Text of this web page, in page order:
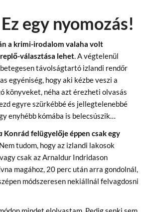
egy nyomozás!
a krimi-irodalom valaha volt
választása lehet. A végtelenül
betegesen távolságtartó izlandi rendőr
egyéniség, hogy aki kézbe veszi a
könyveket, néha azt érezheti olvasás
egyre szürkébbé és jellegtelenebbé
enyhébb kómába is belecsúszik…
Konrád felügyelője éppen csak egy
tudom, hogy az izlandi lakosok
csak az Arnaldur Indridason
magához, 20 perc után arra gondolnál,
módszeresen nekiállnál felvagdosni